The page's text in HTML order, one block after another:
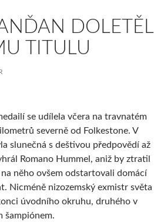
DOLETĚL
TITULU
se udílela včera na travnatém
severně od Folkestone. V
slunečná s deštivou předpovědí až
Romano Hummel, aniž by ztratil
něho ovšem odstartovali domácí
Nicméně nizozemský exmistr světa
úvodního okruhu, druhého v
šampiónem.